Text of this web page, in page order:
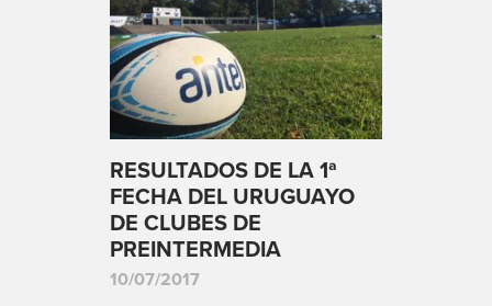
RESULTADOS DE LA 1ª
FECHA DEL URUGUAYO
DE CLUBES DE
PREINTERMEDIA
10/07/2017